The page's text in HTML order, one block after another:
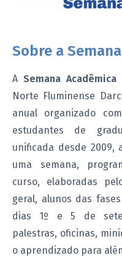
Sobre a
A Semana Acadêmica
Norte Fluminense
anual organizado
estudantes de
unificada desde 2009,
uma semana,
curso, elaboradas
geral, alunos das
dias 1º e 5 de
palestras, oficinas,
o aprendizado para